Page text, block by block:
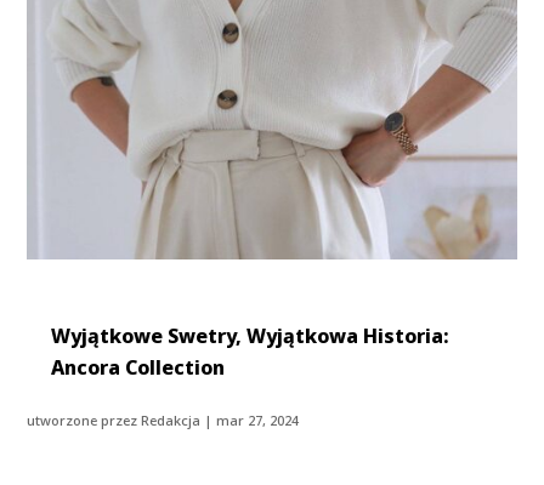
Wyjątkowe Swetry, Wyjątkowa Historia:
Ancora Collection
utworzone przezRedakcja |mar 27, 2024